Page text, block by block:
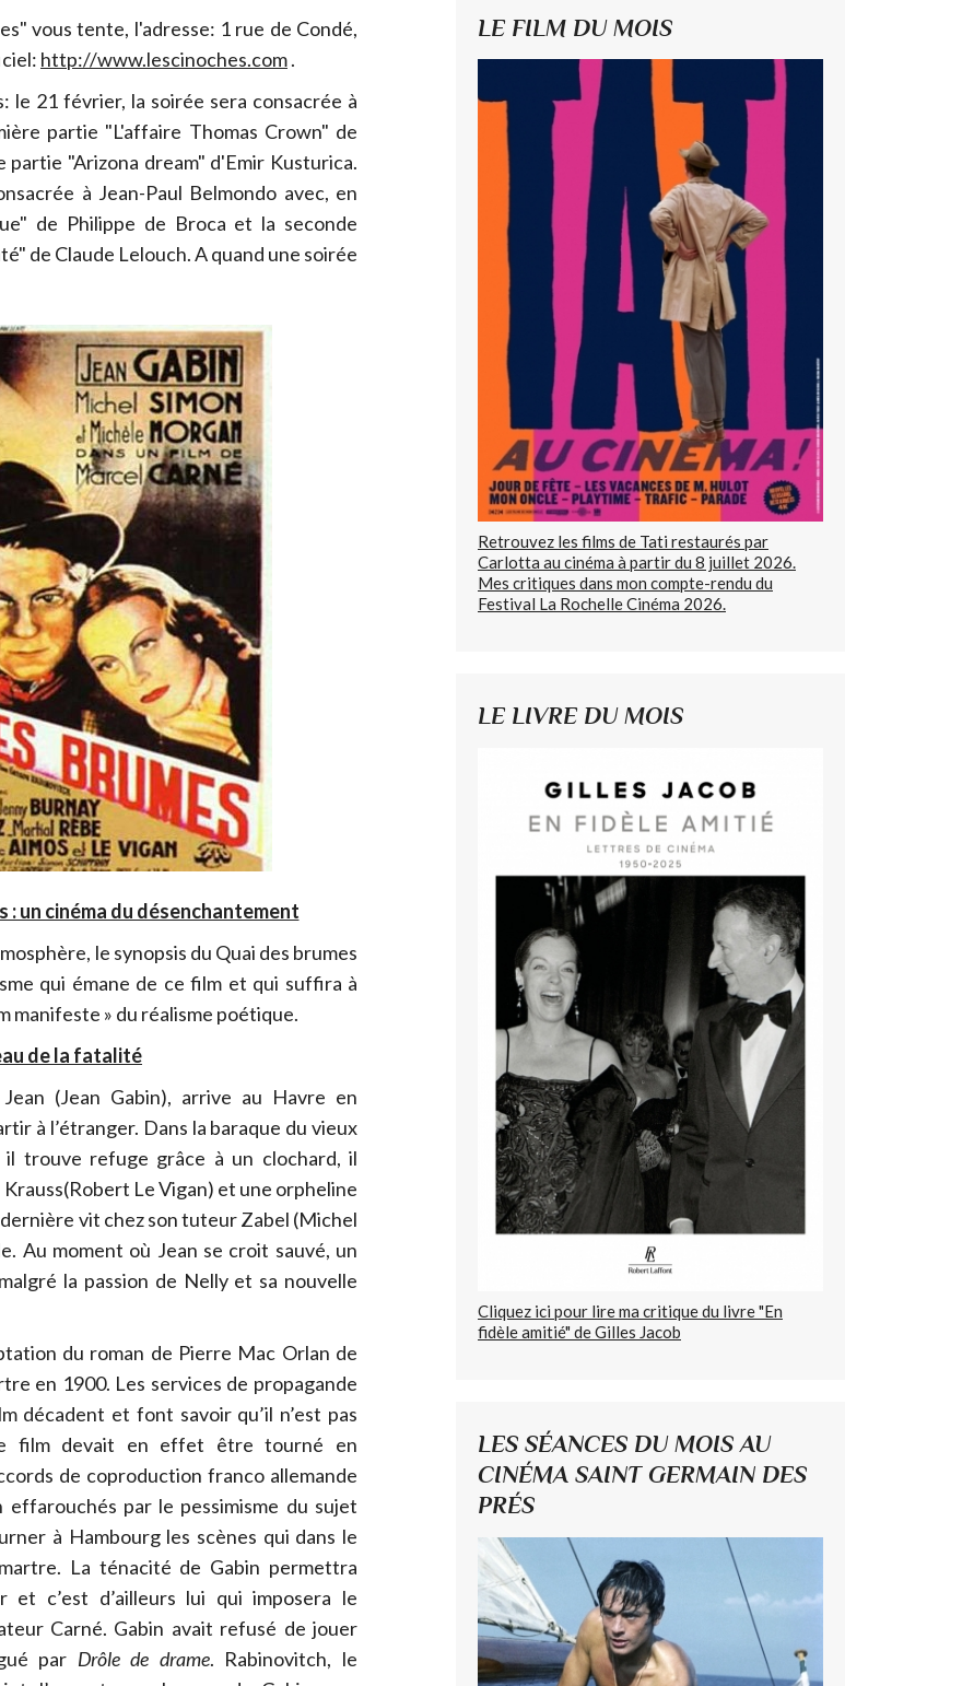
vous tente, l'adresse: 1 rue de Condé,
http://www.lescinoches.com.
le 21 février, la soirée sera consacrée à
partie "L'affaire Thomas Crown" de
partie "Arizona dream" d'Emir Kusturica.
à Jean-Paul Belmondo avec, en
de Philippe de Broca et la seconde
de Claude Lelouch. A quand une soirée
: un cinéma du désenchantement
le synopsis du Quai des brumes
qui émane de ce film et qui suffira à
manifeste » du réalisme poétique.
de la fatalité
(Jean Gabin), arrive au Havre en
à l’étranger. Dans la baraque du vieux
il trouve refuge grâce à un clochard, il
Le Vigan) et une orpheline
vit chez son tuteur Zabel (Michel
Au moment où Jean se croit sauvé, un
la passion de Nelly et sa nouvelle
du roman de Pierre Mac Orlan de
en 1900. Les services de propagande
décadent et font savoir qu’il n’est pas
film devait en effet être tourné en
de coproduction franco allemande
effarouchés par le pessimisme du sujet
à Hambourg les scènes qui dans le
La ténacité de Gabin permettra
et c’est d’ailleurs lui qui imposera le
Carné. Gabin avait refusé de jouer
par Drôle de drame. Rabinovitch, le
LE FILM DU MOIS
Retrouvez les films de Tati restaurés par
Carlotta au cinéma à partir du 8 juillet 2026.
Mes critiques dans mon compte-rendu du
Festival La Rochelle Cinéma 2026.
LE LIVRE DU MOIS
Cliquez ici pour lire ma critique du livre "En
fidèle amitié" de Gilles Jacob
LES SÉANCES DU MOIS AU
CINÉMA SAINT GERMAIN DES
PRÉS